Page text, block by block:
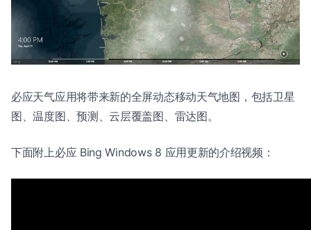
必应天气应用将带来新的全屏动态移动天气地图，包括卫星
图、温度图、预测、云层覆盖图、雷达图。
下面附上必应 Bing Windows 8 应用更新的介绍视频：